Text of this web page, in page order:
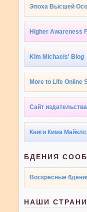
Эпоха Высшей
Higher Awareness
Kim Michaels' Blog
More to Life Online
Сайт издательства
Книги Кима
БДЕНИЯ
Воскресные
НАШИ